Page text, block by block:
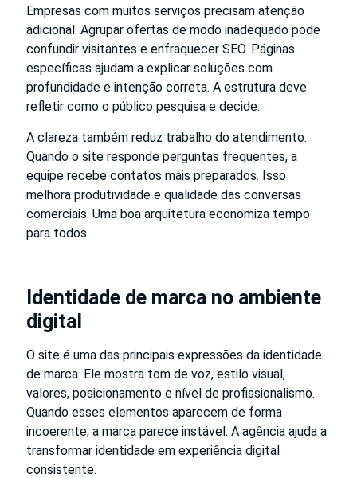
Empresas com muitos serviços precisam atenção
adicional. Agrupar ofertas de modo inadequado pode
confundir visitantes e enfraquecer SEO. Páginas
específicas ajudam a explicar soluções com
profundidade e intenção correta. A estrutura deve
refletir como o público pesquisa e decide.
A clareza também reduz trabalho do atendimento.
Quando o site responde perguntas frequentes, a
equipe recebe contatos mais preparados. Isso
melhora produtividade e qualidade das conversas
comerciais. Uma boa arquitetura economiza tempo
para todos.
Identidade de marca no ambiente
digital
O site é uma das principais expressões da identidade
de marca. Ele mostra tom de voz, estilo visual,
valores, posicionamento e nível de profissionalismo.
Quando esses elementos aparecem de forma
incoerente, a marca parece instável. A agência ajuda a
transformar identidade em experiência digital
consistente.